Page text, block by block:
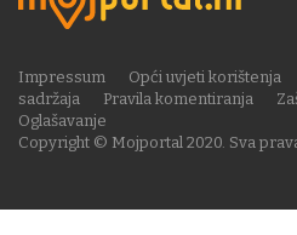
Copyright © Mojportal 2020. Sva
Impressum Opći uvjeti korištenja
sadržaja
Pravila komentiranja
Oglašavanje